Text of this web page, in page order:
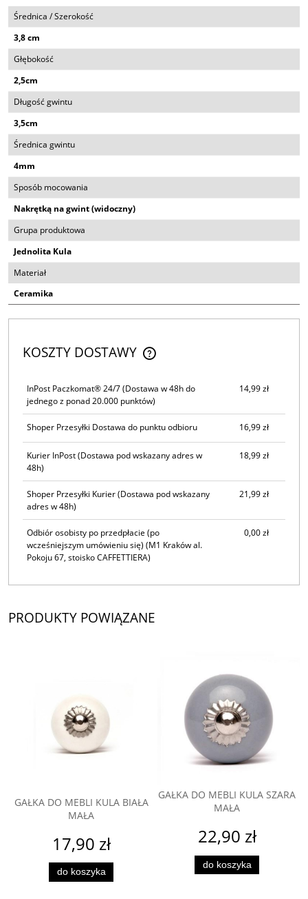
Średnica / Szerokość
3,8 cm
Głębokość
2,5cm
Długość gwintu
3,5cm
Średnica gwintu
4mm
Sposób mocowania
Nakrętką na gwint (widoczny)
Grupa produktowa
Jednolita Kula
Materiał
Ceramika
KOSZTY DOSTAWY
CENA NIE ZAWIERA EWENTUALNYCH KOSZTÓW PŁATNOŚCI
InPost Paczkomat® 24/7(Dostawa w 48h do
jednego z ponad 20.000 punktów)
14,99 zł
Shoper Przesyłki Dostawa do punktu odbioru 16,99 zł
Kurier InPost(Dostawa pod wskazany adres w
48h)
18,99 zł
Shoper Przesyłki Kurier(Dostawa pod wskazany
adres w 48h)
21,99 zł
Odbiór osobisty po przedpłacie (po
wcześniejszym umówieniu się) (M1 Kraków al.
Pokoju 67, stoisko CAFFETTIERA)
0,00 zł
PRODUKTY POWIĄZANE
GAŁKA DO MEBLI KULA BIAŁA
MAŁA
17,90 zł
do koszyka
GAŁKA DO MEBLI KULA SZARA
MAŁA
22,90 zł
do koszyka